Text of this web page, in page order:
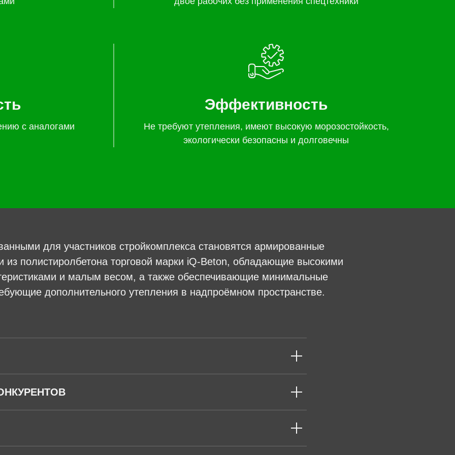
с аналогами
Эффективность
Не требуют утепления, имеют высокую морозостойкость,
экологически безопасны и долговечны
для участников стройкомплекса становятся армированные
полистиролбетона торговой марки iQ-Beton, обладающие высокими
и малым весом, а также обеспечивающие минимальные
дополнительного утепления в надпроёмном пространстве.